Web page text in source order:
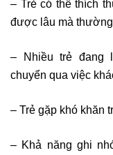
– Trẻ có thể thích
được lâu mà
– Nhiều trẻ đang
chuyển qua việc
– Trẻ gặp khó khăn
– Khả năng ghi